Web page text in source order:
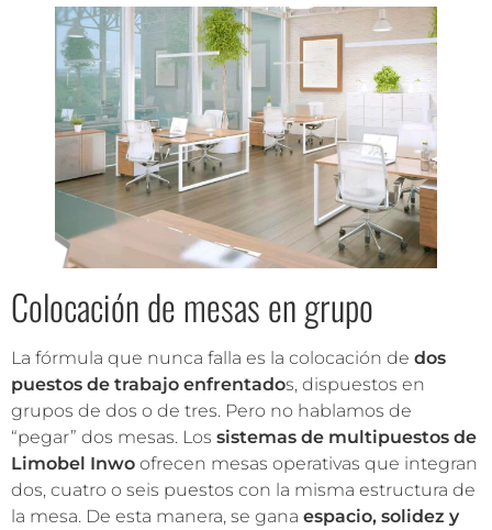
Colocación de mesas en grupo
La fórmula que nunca falla es la colocación de dos
puestos de trabajo enfrentados, dispuestos en
grupos de dos o de tres. Pero no hablamos de
“pegar” dos mesas. Los sistemas de multipuestos de
Limobel Inwo ofrecen mesas operativas que integran
dos, cuatro o seis puestos con la misma estructura de
la mesa. De esta manera, se gana espacio, solidez y